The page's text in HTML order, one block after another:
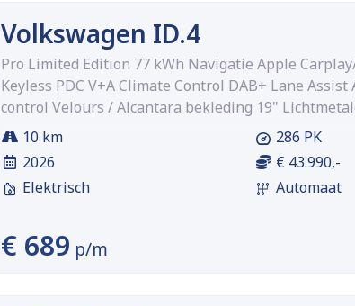
Volkswagen ID.4
Pro Limited Edition 77 kWh Navigatie Apple
Keyless PDC V+A Climate Control DAB+ Lane
control Velours / Alcantara bekleding 19"
10 km
2026
Elektrisch
286 PK
€ 43.990,-
Automaat
€ 689 p/m